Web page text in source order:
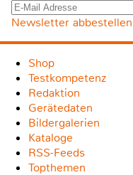
Newsletter abbestellen
Shop
Testkompetenz
Redaktion
Gerätedaten
Bildergalerien
Kataloge
RSS-Feeds
Topthemen